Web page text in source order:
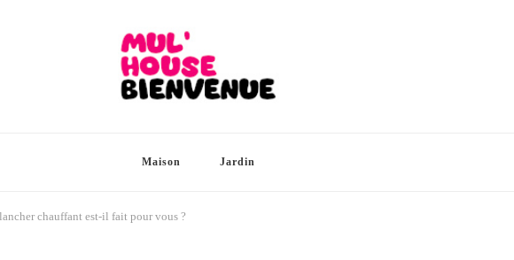
Maison Jardin
chauffant est-il fait pour vous ?